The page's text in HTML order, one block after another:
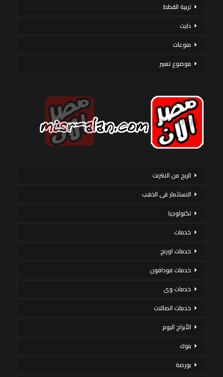
تربية القطط
دايت
منوعات
موضوع تعبير
الربح من الانترنت
الاستثمار فى الذهب
تكنولوجيا
خدمات
خدمات اورنج
خدمات فودافون
خدمات وى
خدمات اتصالات
الأبراج اليوم
بنوك
بورصة